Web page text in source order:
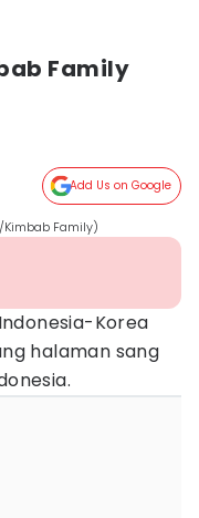
Family
Add Us on Google
Family)
Korea
halaman sang